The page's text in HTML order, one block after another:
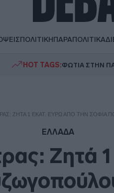
ΠΟΛΙΤΙΚΗΠΑΡΑΠΟΛΙΤΙΚΑ
HOT TAGS:ΦΩΤΙΑ ΣΤΗΝ
ΖΗΤΆ 1 ΕΚΑΤ. ΕΥΡΏ ΑΠΌ ΤΗΝ ΣΟΦΊΑ
ΕΛΛΑΔΑ
Ζητά